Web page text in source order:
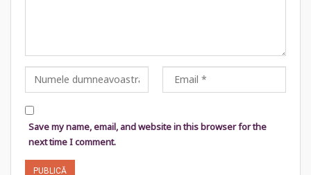
Save my name, email, and website in this browser for the
next time I comment.